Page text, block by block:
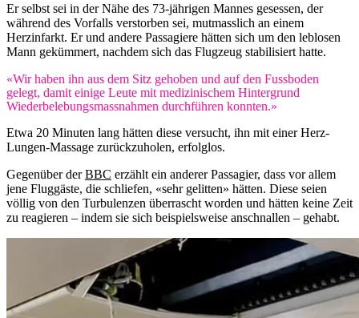
Er selbst sei in der Nähe des 73-jährigen Mannes gesessen, der
während des Vorfalls verstorben sei, mutmasslich an einem
Herzinfarkt. Er und andere Passagiere hätten sich um den leblosen
Mann gekümmert, nachdem sich das Flugzeug stabilisiert hatte.
«Wir haben ihn aus dem Sitz gehoben und auf den Fussboden
gelegt, damit einige Leute mit medizinischem Hintergrund
Wiederbelebungsmassnahmen durchführen konnten.»
Etwa 20 Minuten lang hätten diese versucht, ihn mit einer Herz-
Lungen-Massage zurückzuholen, erfolglos.
Gegenüber derBBC erzählt ein anderer Passagier, dass vor allem
jene Fluggäste, die schliefen, «sehr gelitten» hätten. Diese seien
völlig von den Turbulenzen überrascht worden und hätten keine Zeit
zu reagieren – indem sie sich beispielsweise anschnallen – gehabt.